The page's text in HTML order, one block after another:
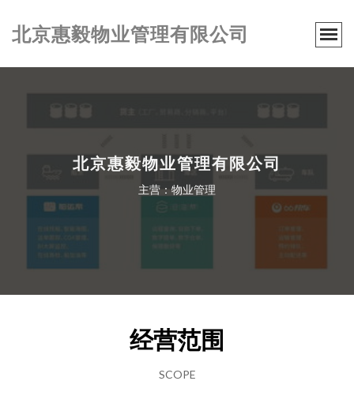
北京惠毅物业管理有限公司
北京惠毅物业管理有限公司
主营：物业管理
经营范围
SCOPE